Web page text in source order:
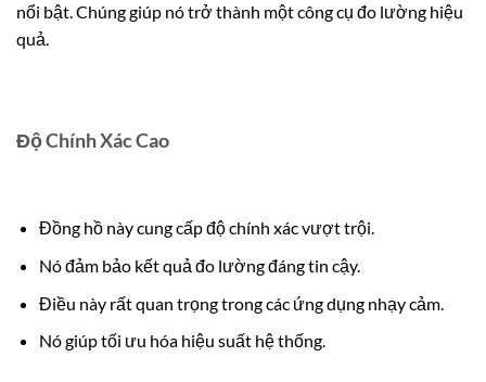
nổi bật. Chúng giúp nó trở thành một công cụ đo lường hiệu
quả.
Độ Chính Xác Cao
Đồng hồ này cung cấp độ chính xác vượt trội.
Nó đảm bảo kết quả đo lường đáng tin cậy.
Điều này rất quan trọng trong các ứng dụng nhạy cảm.
Nó giúp tối ưu hóa hiệu suất hệ thống.